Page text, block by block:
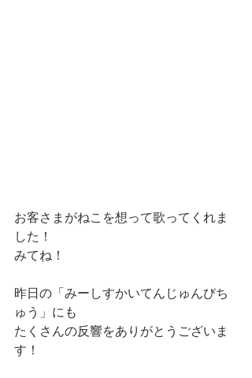
お客さまがねこを想って歌ってくれま
した！
みてね！
昨日の「みーしすかいてんじゅんびち
ゅう」にも
たくさんの反響をありがとうございま
す！